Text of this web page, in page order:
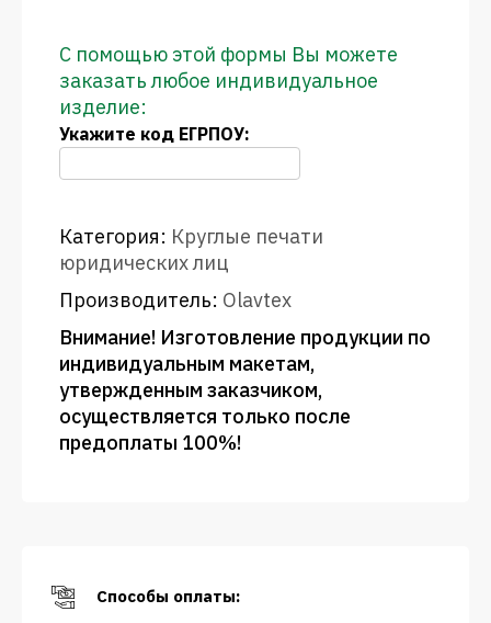
С помощью этой формы Вы можете
заказать любое индивидуальное
изделие:
Укажите код ЕГРПОУ:
Категория: Круглые печати
юридических лиц
Производитель: Olavtex
Внимание! Изготовление продукции по
индивидуальным макетам,
утвержденным заказчиком,
осуществляется только после
предоплаты 100%!
Способы оплаты: